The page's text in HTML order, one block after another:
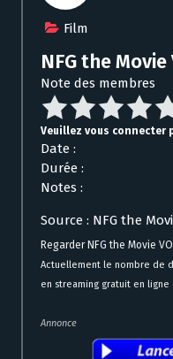
Film
NFG the Movie
Note des membres
Veuillez vous connecter
Date :
Durée :
Notes :
Source : NFG the
Regarder NFG the Movie
Actuellement le nombre de
en streaming gratuit en ligne
Annonce